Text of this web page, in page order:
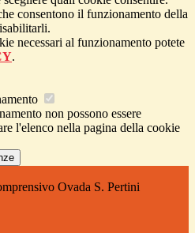
consentono il funzionamento della
necessari al funzionamento potete
.
non possono essere
l'elenco nella pagina della cookie
Ovada S. Pertini